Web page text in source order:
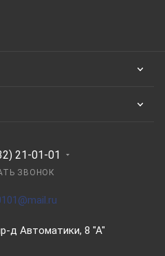
21-01-01
ЗВОНОК
д Автоматики, 8 "А"